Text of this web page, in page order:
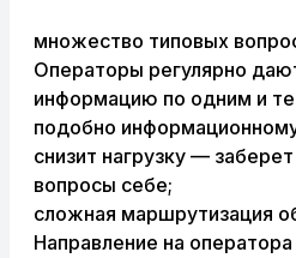
множество типовых
Операторы регулярно
информацию по одним и
подобно
снизит нагрузку —
вопросы себе;
сложная маршрутизация
Направление на